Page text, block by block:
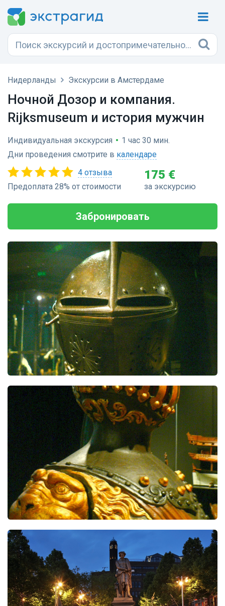
Нидерланды Экскурсии в Амстердаме
Ночной Дозор и компания.
Rijksmuseum и история мужчин
Индивидуальная экскурсия • 1 час 30 мин.
Дни проведения смотрите в календаре
4 отзыва
Предоплата 28% от стоимости
175 €
за экскурсию
Забронировать